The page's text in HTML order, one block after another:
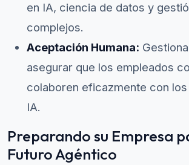
en IA, ciencia de datos y
complejos.
Aceptación Humana:
asegurar que los empleados
colaboren eficazmente con
IA.
Preparando su Empresa
Futuro Agéntico